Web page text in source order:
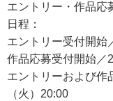
エントリー・作品応
日程：
エントリー受付開始
作品応募受付開始／
エントリーおよび作
（火）20:00